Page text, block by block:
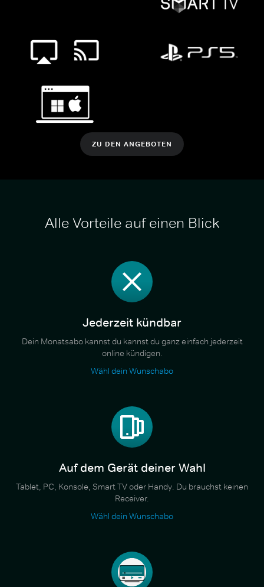
ZU DEN ANGEBOTEN
Alle Vorteile auf einen Blick
Jederzeit kündbar
Dein Monatsabo kannst du kannst du ganz einfach jederzeit
online kündigen.
Wähl dein Wunschabo
Auf dem Gerät deiner Wahl
Tablet, PC, Konsole, Smart TV oder Handy. Du brauchst keinen
Receiver.
Wähl dein Wunschabo